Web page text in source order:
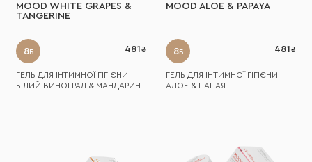
MOOD WHITE GRAPES &
TANGERINE
8Б 481
ГЕЛЬ ДЛЯ ІНТИМНОЇ ГІГІЄНИ
БІЛИЙ ВИНОГРАД & МАНДАРИН
MOOD ALOE & PAPAYA
8Б 481
ГЕЛЬ ДЛЯ ІНТИМНОЇ ГІГІЄНИ
АЛОЕ & ПАПАЯ